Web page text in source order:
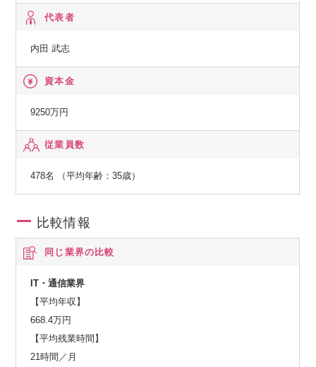
追加・調整・再構成等が出来る状態」にするための整備
2か月～3か月目
・ダッシュボードの試作
・納品、仕様の説明や利活用についてお客様への説明
エンジニアの学びたい技術や目指すキャリアに応じて業務を
データ収集やデータ統合、仮説検証、モデル構築、データの
可視化等々
【APCについて】
Tインフラ自動化のプロフェッショナルとして、
クラウドも含めたインフラ自動化技術で顧客の課題を解決す
ると同時に、SI業務の課題を解決するプロダクト・サービス
を提供する
代表者
内田 武志
資本金
9250万円
従業員数
478名 （平均年齢：35歳）
比較情報
同じ業界の比較
IT・通信業界
【平均年収】
668.4万円
【平均残業時間】
21時間／月